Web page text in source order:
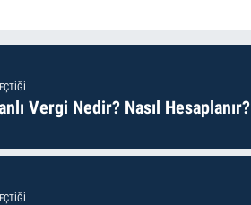
Vergi Nedir? Nasıl Hesaplanır?